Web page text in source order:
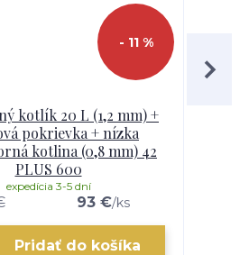
- 11 %
kotlík 20 L (1,2 mm) +
pokrievka + nízka
kotlina (0,8 mm) 42
PLUS 600
93 €/ks
expedícia 3-5 dní
Pridať do košíka